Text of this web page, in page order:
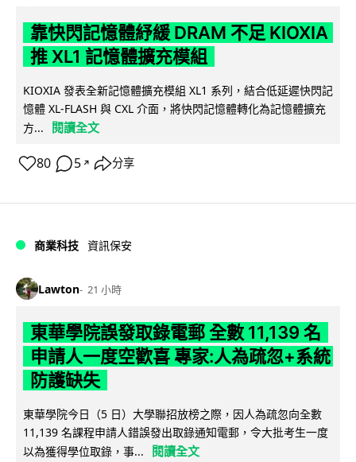
靠快閃記憶體紓緩 DRAM 不足 KIOXIA
推 XL1 記憶體擴充模組
KIOXIA 發表全新記憶體擴充模組 XL1 系列，結合低延遲快閃記
憶體 XL-FLASH 與 CXL 介面，將快閃記憶體轉化為記憶體擴充
方...
閱讀全文
80 5 ↗ 分享
商業科技 資訊保安
Lawton 21 小時
東華學院誤發取錄電郵 全數 11,139 名
申請人一度空歡喜 專家:人為疏忽+系統
防護缺失
東華學院今日（5 日）大學聯招放榜之際，因人為疏忽向全數
11,139 名課程申請人錯誤發出取錄通知電郵，令大批考生一度
以為獲得學位取錄，事...
閱讀全文